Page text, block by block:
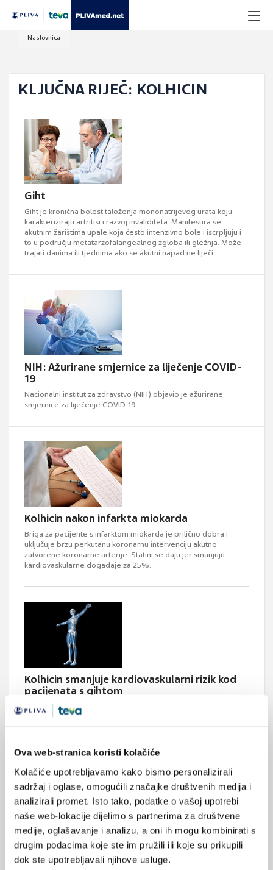
Ova web-stranica koristi kolačiće
Kolačiće upotrebljavamo kako bismo personalizirali
sadržaj i oglase, omogućili značajke društvenih medija i
analizirali promet. Isto tako, podatke o vašoj upotrebi
naše web-lokacije dijelimo s partnerima za društvene
medije, oglašavanje i analizu, a oni ih mogu kombinirati s
drugim podacima koje ste im pružili ili koje su prikupili
dok ste upotrebljavali njihove usluge.
Naslovnica
KLJUČNA RIJEČ: KOLHICIN
Giht
Giht je kronična bolest taloženja mononatrijevog urata koju
karakteriziraju artritisi i razvoj invaliditeta. Manifestira se
akutnim žarištima upale koja često intenzivno bole i iscrpljuju i
to u području metatarzofalangealnog zgloba ili gležnja. Može
trajati danima ili tjednima ako se akutni napad ne liječi.
NIH: Ažurirane smjernice za liječenje COVID-
19
Nacionalni institut za zdravstvo (NIH) objavio je ažurirane
smjernice za liječenje COVID-19.
Kolhicin nakon infarkta miokarda
Briga za pacijente s infarktom miokarda je prilično dobra i
uključuje brzu perkutanu koronarnu intervenciju akutno
zatvorene koronarne arterije. Statini se daju jer smanjuju
kardiovaskularne događaje za 25%.
Kolhicin smanjuje kardiovaskularni rizik kod
pacijenata s gihtom
Kolhicin, lijek koji se već dugo koristi za smanjenje boli i oticanja
kod gihta, oboljelim pacijentima dodatno pruža zaštitu od
Nenamjerno otrovanje biljkom mrazovcem:
prikaz dvojice bolesnika